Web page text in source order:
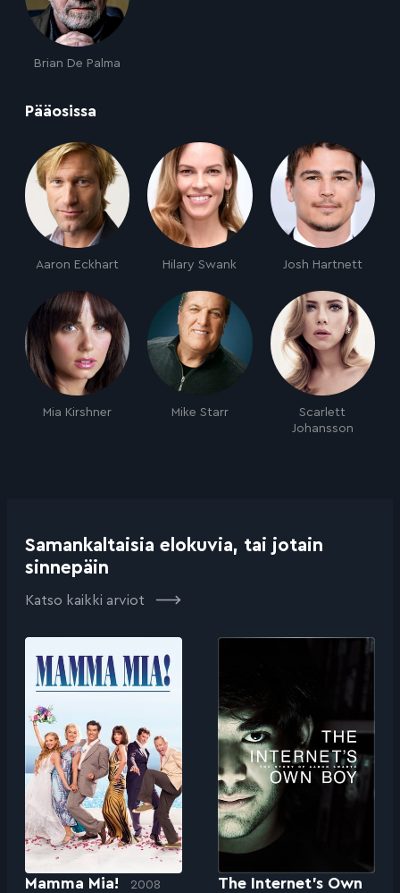
Brian De Palma
Pääosissa
Aaron Eckhart Hilary Swank Josh Hartnett
Mia Kirshner Mike Starr
Scarlett
Johansson
Samankaltaisia elokuvia, tai jotain
sinnepäin
Katso kaikki arviot
Mamma Mia! 2008
The Internet’s Own